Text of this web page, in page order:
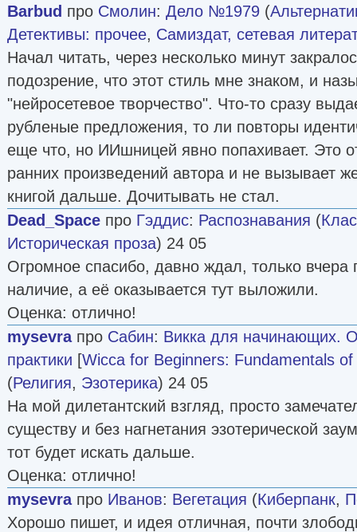
Barbud про Смолин: Дело №1979 (
Детективы: прочее, Самиздат, сетевая
Начал читать, через несколько минут
подозрение, что этот стиль мне знаком, и
"нейросетевое творчество". Что-то сразу
рубленые предложения, то ли повторы
еще что, но ИИшницей явно попахивает. Это
ранних произведений автора и не вызывает
книгой дальше. Дочитывать не стал.
Dead_Space про Гэддис: Распознавания (
Историческая проза) 24 05
Огромное спасибо, давно ждал, только вчера
наличие, а её оказывается тут выложили.
Оценка: отлично!
mysevraпро Сабин: Викка для начинающих.
практики [Wicca for Beginners: Fundamentals
(Религия, Эзотерика) 24 05
На мой дилетантский взгляд, просто
существу и без нагнетания эзотерической
тот будет искать дальше.
Оценка: отлично!
mysevraпро Иванов: Вегетация (Киберпанк,
Хорошо пишет, и идея отличная, почти